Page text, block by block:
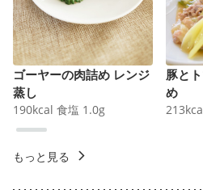
ゴーヤーの肉詰め レンジ
蒸し
190kcal 食塩 1.0g
豚と
め
213
もっと見る